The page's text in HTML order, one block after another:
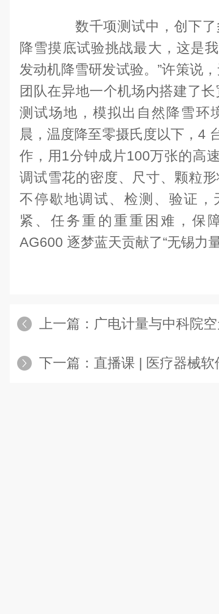
数千项测试中，创下了
降雪摸底试验挑战最大，这是
发动机降雪研发试验。”许策说
团队在异地一个机场内搭建了
测试场地，模拟出自然降雪环
晨，温度降至零摄氏度以下，4
作，用1分钟成片100万张的高
调试雪花的密度、尺寸、颗粒
不停歇地调试、检测、验证，
紧、任务重的重重困难，保
AG600 逐梦蓝天贡献了“无锡力
上一篇： 广电计量与中科院空天院
下一篇： 直播课 | 医疗器械软件注册合规